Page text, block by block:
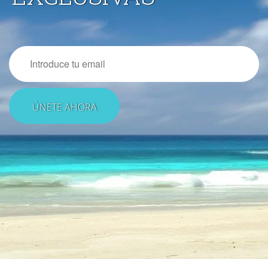
Email